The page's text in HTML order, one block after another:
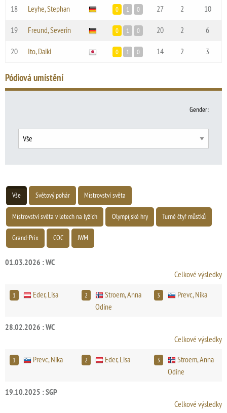
18 Leyhe, Stephan 0 1 0 27 2 10
19 Freund, Severin 0 1 0 20 2 6
20 Ito, Daiki 0 1 0 14 2 3
Pódiová umístění
Gender:
Vše Světový pohár Mistrovství světa
Mistrovství světa v letech na lyžích Olympijské hry Turné čtyř můstků
Grand-Prix COC JWM
01.03.2026 : WC
Celkové výsledky
1 Eder, Lisa 2
Stroem, Anna
Odine
3 Prevc, Nika
28.02.2026 : WC
Celkové výsledky
1 Prevc, Nika 2 Eder, Lisa 3
Stroem, Anna
Odine
19.10.2025 : SGP
Celkové výsledky